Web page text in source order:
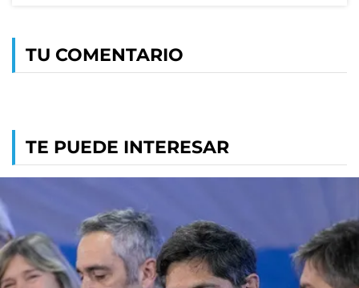
TU COMENTARIO
TE PUEDE INTERESAR